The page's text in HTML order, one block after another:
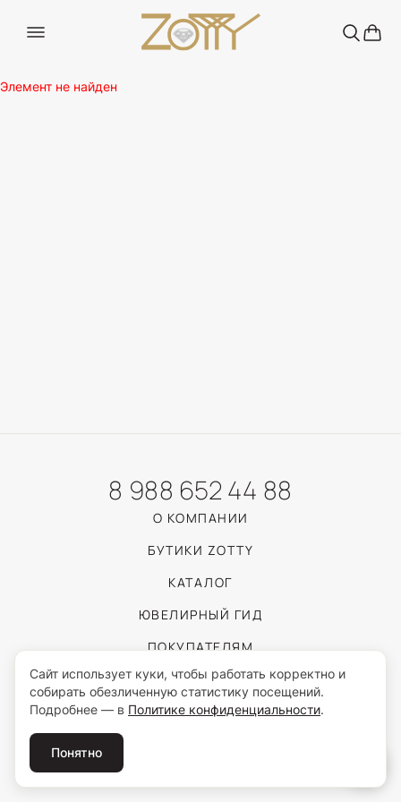
Элемент не найден
8 988 652 44 88
О КОМПАНИИ
БУТИКИ ZOTTY
КАТАЛОГ
ЮВЕЛИРНЫЙ ГИД
ПОКУПАТЕЛЯМ
Пользуясь сайтом, вы соглашаетесь с обработкой персональных данных
© 2026 ZOTTY · ИП Самойлова И.С.
Сайт использует куки, чтобы работать корректно и
собирать обезличенную статистику посещений.
Подробнее — в Политике конфиденциальности.
Понятно